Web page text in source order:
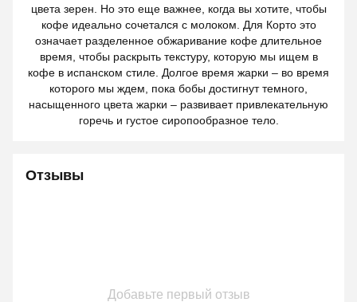
цвета зерен. Но это еще важнее, когда вы хотите, чтобы
кофе идеально сочетался с молоком. Для Корто это
означает разделенное обжаривание кофе длительное
время, чтобы раскрыть текстуру, которую мы ищем в
кофе в испанском стиле. Долгое время жарки – во время
которого мы ждем, пока бобы достигнут темного,
насыщенного цвета жарки – развивает привлекательную
горечь и густое сиропообразное тело.
Отзывы
Добавьте первый отзыв